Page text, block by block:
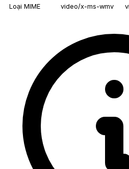
Loại MIME video/x-ms-wmv